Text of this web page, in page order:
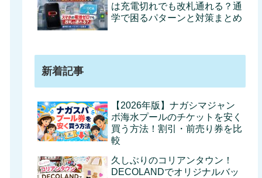
は充電切れでも改札通れる？通
学で困るパターンと対策まとめ
新着記事
【2026年版】ナガシマジャン
ボ海水プールのチケットを安く
買う方法！割引・前売り券を比
較
久しぶりのコリアンタウン！
DECOLANDでオリジナルバッ